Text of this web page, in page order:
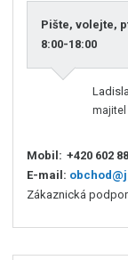
Pište, volejte,
8:00-18:00
majitel
Mobil: +420 602
E-mail:
Zákaznická